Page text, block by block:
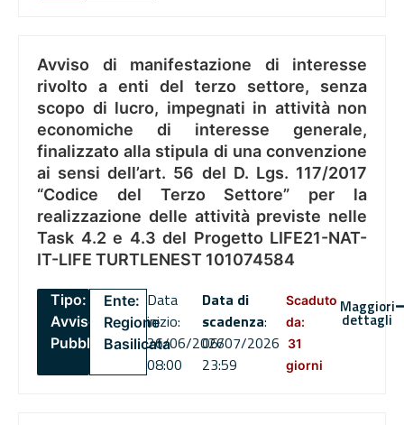
Avviso di manifestazione di interesse
rivolto a enti del terzo settore, senza
scopo di lucro, impegnati in attività non
economiche di interesse generale,
finalizzato alla stipula di una convenzione
ai sensi dell’art. 56 del D. Lgs. 117/2017
“Codice del Terzo Settore” per la
realizzazione delle attività previste nelle
Task 4.2 e 4.3 del Progetto LIFE21-NAT-
IT-LIFE TURTLENEST 101074584
Tipo:
Avviso
Pubblico
Ente:
Regione
Basilicata
Data
inizio:
26/06/2026
08:00
Data di
scadenza:
06/07/2026
23:59
Scaduto
da:
31
giorni
Maggiori
dettagli